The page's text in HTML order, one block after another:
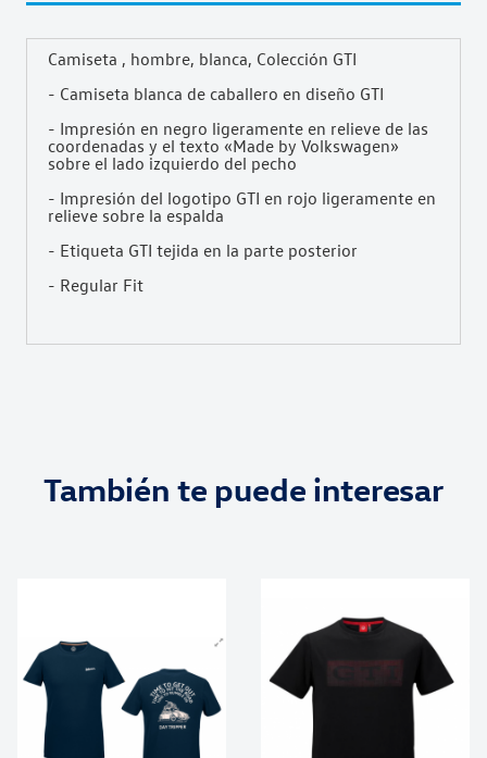
Camiseta , hombre, blanca, Colección GTI
- Camiseta blanca de caballero en diseño GTI
- Impresión en negro ligeramente en relieve de las
coordenadas y el texto «Made by Volkswagen»
sobre el lado izquierdo del pecho
- Impresión del logotipo GTI en rojo ligeramente en
relieve sobre la espalda
- Etiqueta GTI tejida en la parte posterior
- Regular Fit
También te puede interesar